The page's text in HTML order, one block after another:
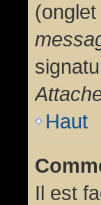
(onglet
Haut
Il est